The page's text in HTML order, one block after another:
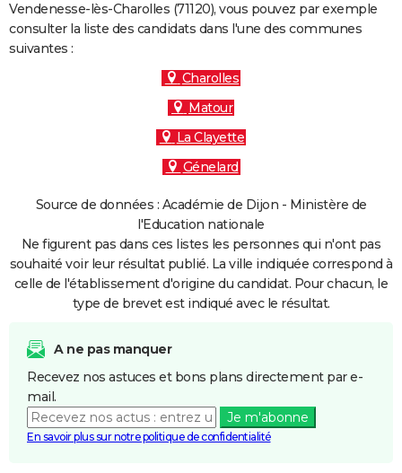
FORUM
Vendenesse-lès-Charolles (71120), vous pouvez par exemple
consulter la liste des candidats dans l'une des communes
suivantes :
Charolles
Matour
La Clayette
Génelard
Source de données : Académie de Dijon - Ministère de
l'Education nationale
Ne figurent pas dans ces listes les personnes qui n'ont pas
souhaité voir leur résultat publié. La ville indiquée correspond à
celle de l'établissement d'origine du candidat. Pour chacun, le
type de brevet est indiqué avec le résultat.
A ne pas manquer
Recevez nos astuces et bons plans directement par e-
mail.
Je m'abonne
En savoir plus sur notre politique de confidentialité